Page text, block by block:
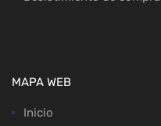
MAPA WEB
Inicio